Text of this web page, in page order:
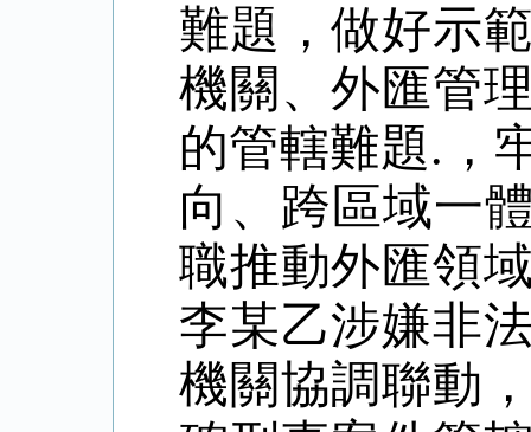
難題，做好示
機關、外匯管
的管轄難題.，
向、跨區域一
職推動外匯領
李某乙涉嫌非
機關協調聯動